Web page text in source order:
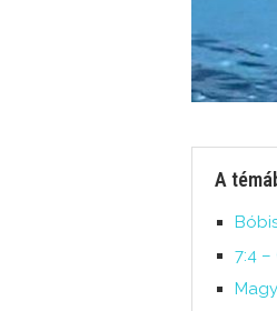
A
7:4 –